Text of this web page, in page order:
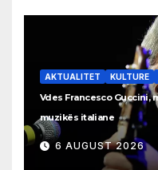
AKTUALITET KULTURE
Vdes Francesco Guccini,
muzikës italiane
6 AUGUST 2026